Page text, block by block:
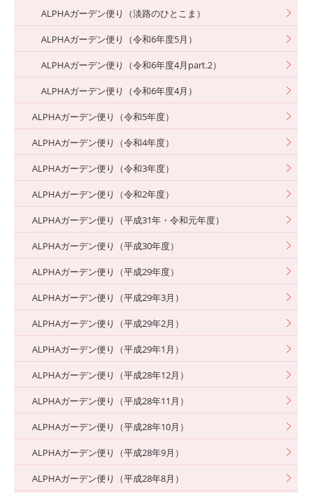
ALPHAガーデン便り（淡路のひとこま）
ALPHAガーデン便り（令和6年度5月）
ALPHAガーデン便り（令和6年度4月part.2）
ALPHAガーデン便り（令和6年度4月）
ALPHAガーデン便り（令和5年度）
ALPHAガーデン便り（令和4年度）
ALPHAガーデン便り（令和3年度）
ALPHAガーデン便り（令和2年度）
ALPHAガーデン便り（平成31年・令和元年度）
ALPHAガーデン便り（平成30年度）
ALPHAガーデン便り（平成29年度）
ALPHAガーデン便り（平成29年3月）
ALPHAガーデン便り（平成29年2月）
ALPHAガーデン便り（平成29年1月）
ALPHAガーデン便り（平成28年12月）
ALPHAガーデン便り（平成28年11月）
ALPHAガーデン便り（平成28年10月）
ALPHAガーデン便り（平成28年9月）
ALPHAガーデン便り（平成28年8月）